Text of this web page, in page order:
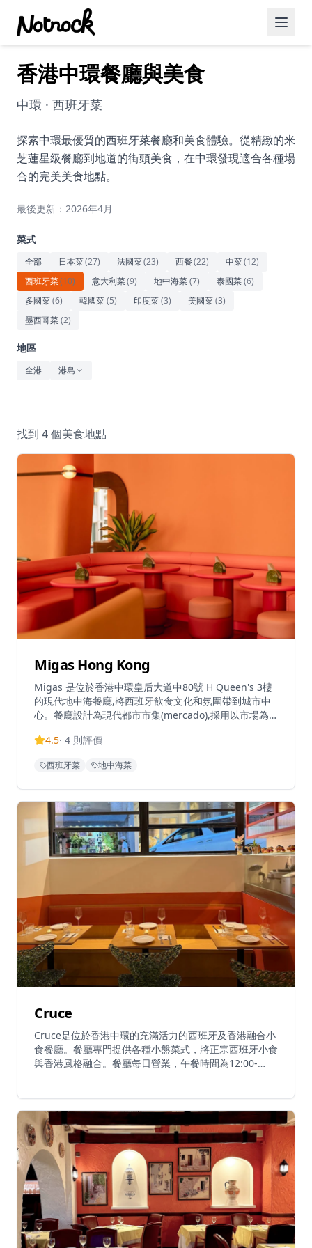
精選活動
博客文章
約會好去處
美食佳餚
藝術文化
休閒
音樂
香港中環餐廳與美食
中環 · 西班牙菜
探索中環最優質的西班牙菜餐廳和美食體驗。從精緻的米
芝蓮星級餐廳到地道的街頭美食，在中環發現適合各種場
合的完美美食地點。
最後更新：2026年4月
菜式
全部 日本菜(27) 法國菜(23) 西餐(22) 中菜(12)
西班牙菜(10) 意大利菜(9) 地中海菜(7) 泰國菜(6)
多國菜(6) 韓國菜(5) 印度菜(3) 美國菜(3)
墨西哥菜(2)
地區
全港 港島
找到 4 個美食地點
Migas Hong Kong
Migas 是位於香港中環皇后大道中80號 H Queen's 3樓
的現代地中海餐廳,將西班牙飲食文化和氛圍帶到城市中
心。餐廳設計為現代都市市集(mercado),採用以市場為
化。餐廳專注於共享小碟和小盤菜式,鼓勵交談和輕鬆的
(vermuterias)。室內設計採用溫暖的橙色和紅色調,營造
則提供中環最誘人的戶外用餐空間之一,非常適合黃昏時
段飲酒和悠閒的晚間聚會。營業時間為星期一至四中午
12時至午夜12時,星期五中午12時至凌晨1時,星期六下午
3時至凌晨1時,星期日休息。餐廳鼓勵輕鬆的用餐方式,客
人可以在工作日午餐時光顧、晚上來喝酒配小食,或在週
六晚上享受完整的用餐體驗。音樂、設計和美食在這裡同
樣重要,使 Migas 成為一個值得花時間停留的地方,而不
僅僅是用餐的場所。
4.5· 4 則評價
西班牙菜 地中海菜
Cruce
Cruce是位於香港中環的充滿活力的西班牙及香港融合小
食餐廳。餐廳專門提供各種小盤菜式，將正宗西班牙小食
與香港風格融合。餐廳每日營業，午餐時間為12:00-
牙精神帶到中環心臟地帶，提供融合西班牙和香港烹飪傳
統的美妙用餐體驗。